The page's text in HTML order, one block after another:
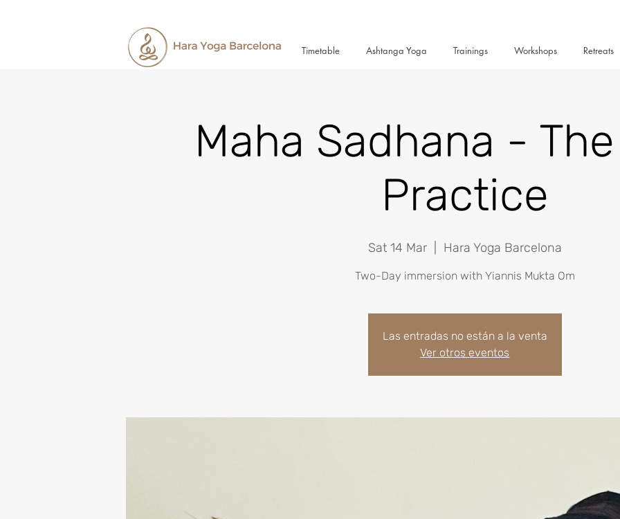
Timetable Ashtanga Yoga Trainings Workshops Retreats
Maha Sadhana -
Practice
Sat 14 Mar
  |
Hara Yoga Barcelona
Two-Day immersion with Yiannis Mukta Om
Las entradas no están a la venta
Ver otros eventos